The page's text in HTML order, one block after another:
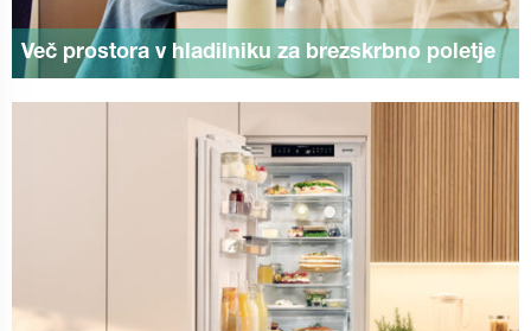
Več prostora v hladilniku za brezskrbno poletje